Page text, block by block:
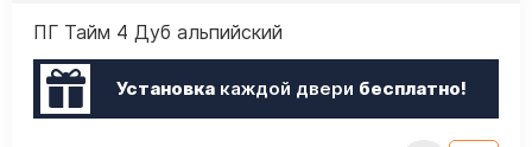
ПГ Тайм 4 Дуб альпийский
Установкакаждой двери бесплатно!